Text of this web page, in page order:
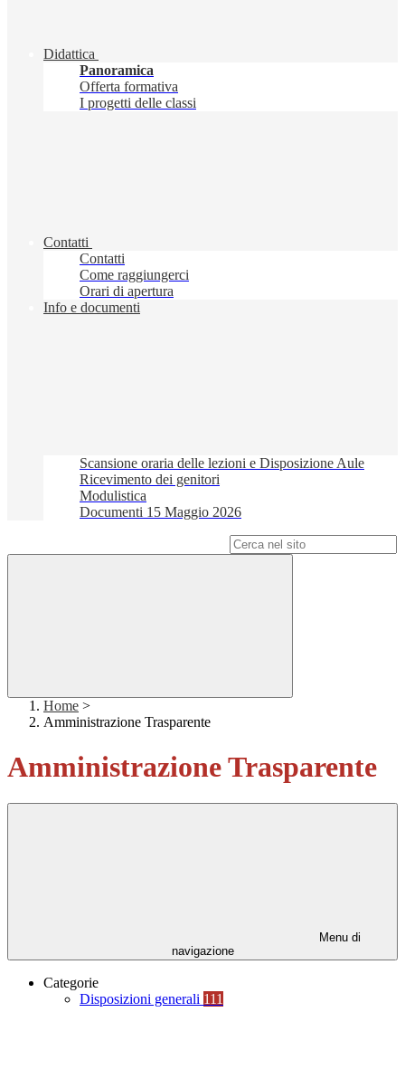
Didattica
Panoramica
Offerta formativa
I progetti delle classi
Contatti
Contatti
Come raggiungerci
Orari di apertura
Info e documenti
Scansione oraria delle lezioni e Disposizione Aule
Ricevimento dei genitori
Modulistica
Documenti 15 Maggio 2026
Home >
Amministrazione Trasparente
Amministrazione Trasparente
Menu di
navigazione
Categorie
Disposizioni generali 111